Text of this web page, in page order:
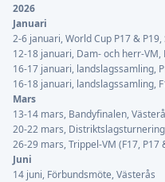
2026
Januari
2-6 januari, World Cup P17 &
12-18 januari, Dam- och herr-
16-17 januari, landslagssamling,
16-18 januari, landslagssamling,
Mars
13-14 mars, Bandyfinalen,
20-22 mars,
26-29 mars, Trippel-VM (F17, P17
Juni
14 juni, Förbundsmöte, Västerås